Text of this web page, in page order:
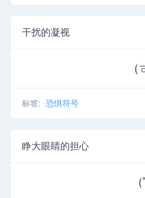
干扰的凝视
(
标签: 恐惧符号
睁大眼睛的担心
(